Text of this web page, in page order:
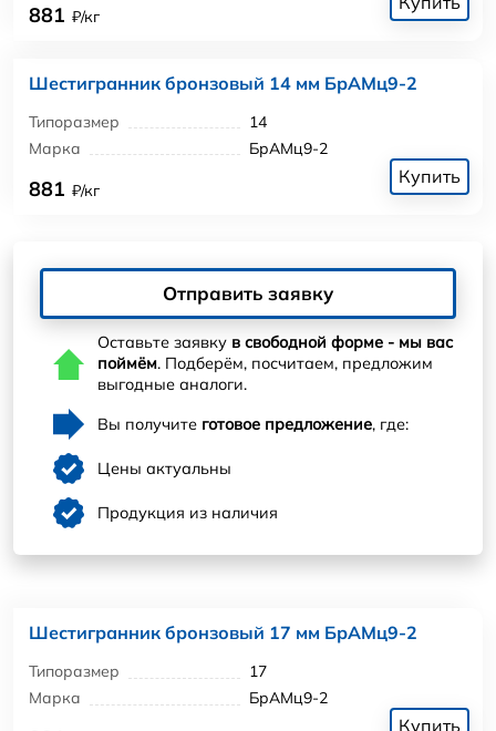
881 ₽/кг
Шестигранник бронзовый 14 мм БрАМц9-2
Типоразмер
14
Марка
БрАМц9-2
881 ₽/кг
Купить
Отправить заявку
Оставьте заявку в свободной форме - мы вас
поймём. Подберём, посчитаем, предложим
выгодные аналоги.
Вы получите готовое предложение, где:
Цены актуальны
Продукция из наличия
Шестигранник бронзовый 17 мм БрАМц9-2
Типоразмер
17
Марка
БрАМц9-2
Купить